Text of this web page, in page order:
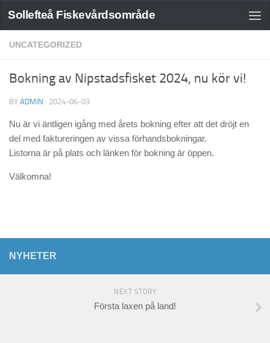
Sollefteå Fiskevårdsområde
UNCATEGORIZED
Bokning av Nipstadsfisket 2024, nu kör vi!
BY ADMIN · 2024-06-03
Nu är vi äntligen igång med årets bokning efter att det dröjt en
del med faktureringen av vissa förhandsbokningar.
Listorna är på plats och länken för bokning är öppen.
Välkomna!
NYHETER
NEXT STORY
Första laxen på land!